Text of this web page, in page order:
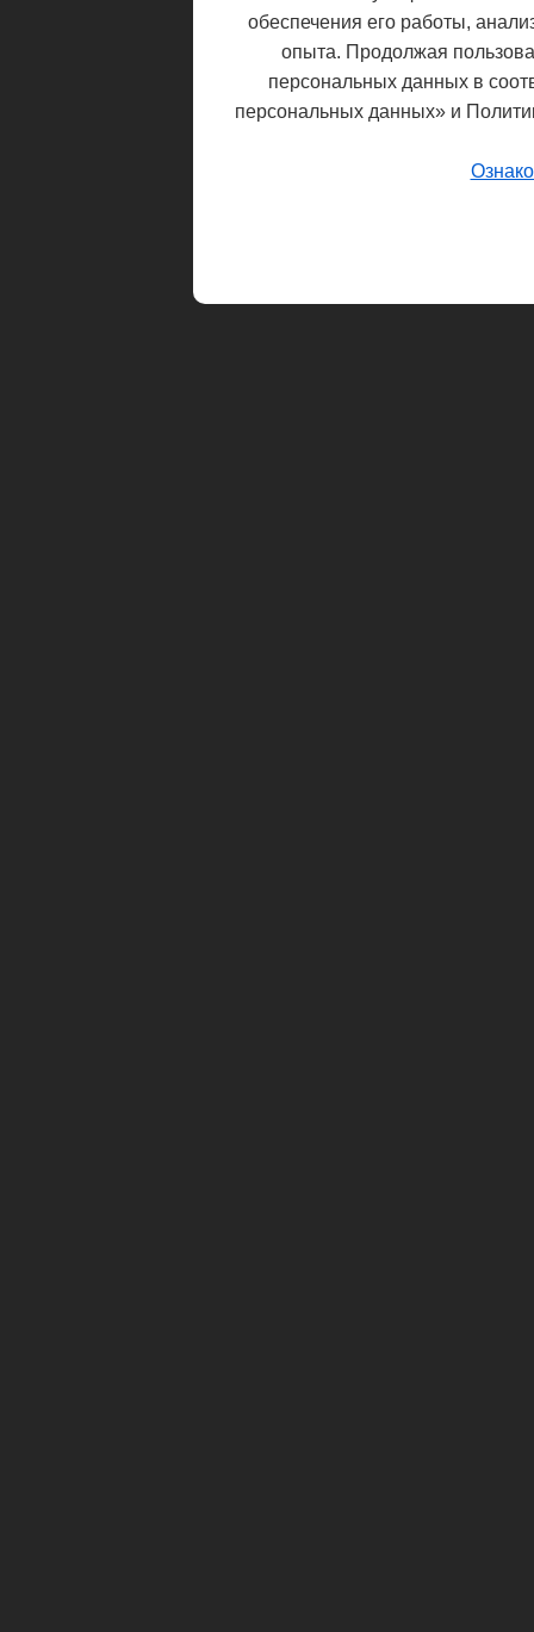
обеспечения его работы,
опыта. Продолжая
персональных данных в
персональных данных» и